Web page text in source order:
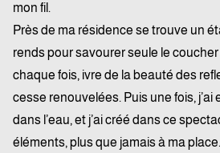
mon fil.
Près de ma résidence se trouve un
rends pour savourer seule le coucher
chaque fois, ivre de la beauté des
cesse renouvelées. Puis une fois, j’ai
dans l’eau, et j’ai créé dans ce
éléments, plus que jamais à ma